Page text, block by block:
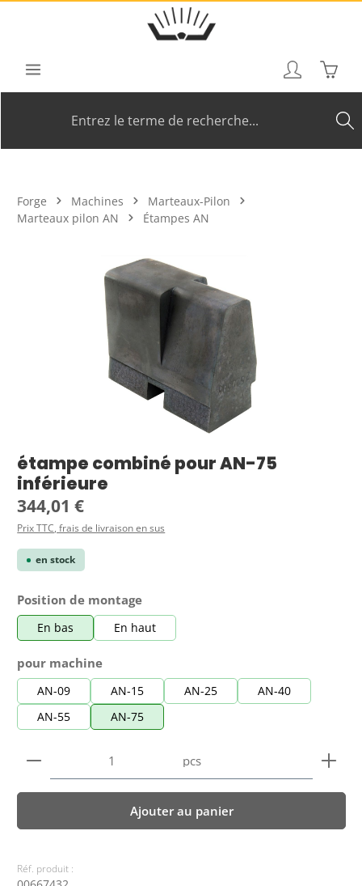
Passer au contenu principal
Le
Forge Machines
Marteaux-Pilon
Marteaux pilon AN
Étampes AN
Ignorer la galerie d'images
étampe combiné pour AN-75
inférieure
Prix régulier :
344,01 €
Prix TTC, frais de livraison en sus
en stock
Sélectionnez
Position de montage
En bas En haut
Sélectionnez
pour machine
AN-09 AN-15 AN-25
AN-40
AN-55
AN-75
Quantité de produit : Entrez la quantité
pcs
Ajouter au panier
Réf. produit :